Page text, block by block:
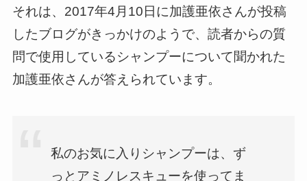
それは、2017年4月10日に加護亜依さんが投稿
したブログがきっかけのようで、読者からの質
問で使用しているシャンプーについて聞かれた
加護亜依さんが答えられています。
私のお気に入りシャンプーは、ず
っとアミノレスキューを使ってま